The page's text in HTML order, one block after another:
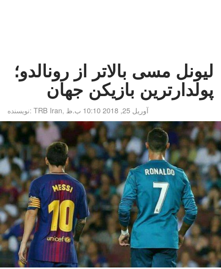
لیونل مسی بالاتر از رونالدو؛
پولدارترین بازیکن جهان
نویسنده:TRB Iran, آوریل 25, 2018 10:10 ب.ظ